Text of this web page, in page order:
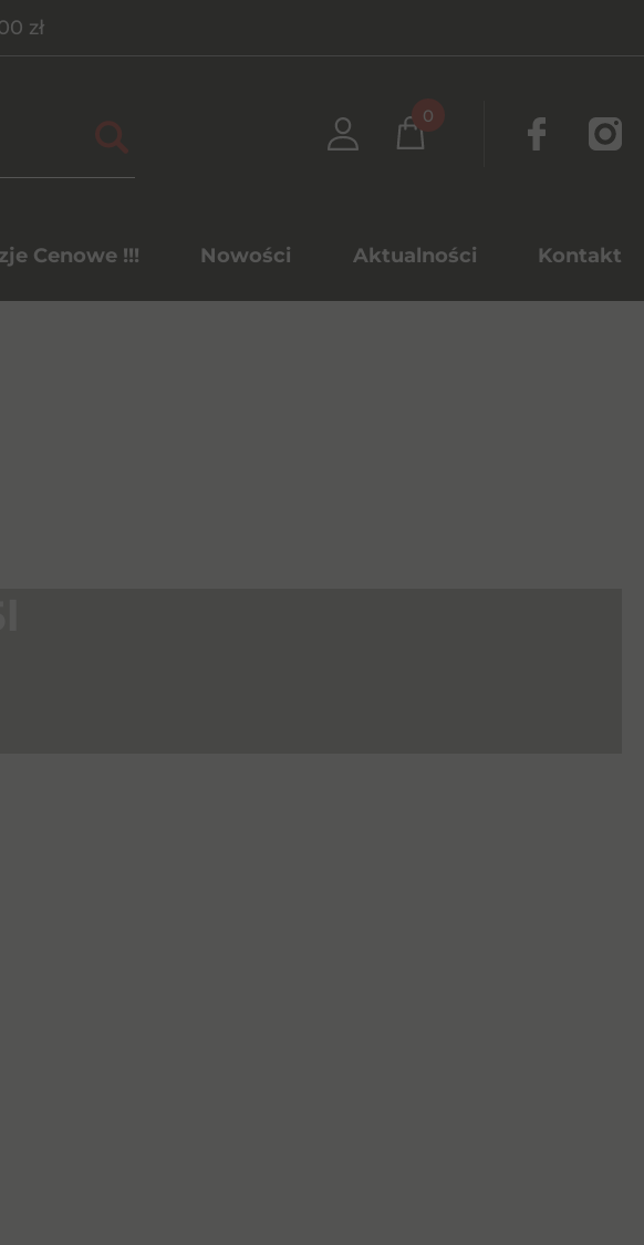
zł
0
Cenowe !!! Nowości Aktualności Kontakt